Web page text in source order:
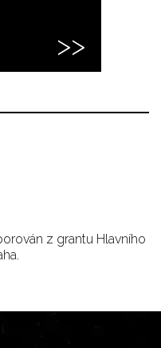
z grantu Hlavního